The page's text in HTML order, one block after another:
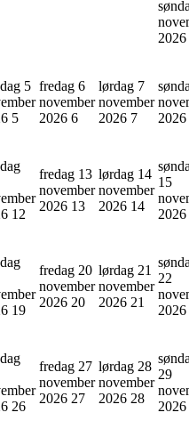
2026
5
5
fredag 6
november
2026 6
lørdag 7
november
2026 7
2026
12
fredag 13
november
2026 13
lørdag 14
november
2026 14
15
2026
19
fredag 20
november
2026 20
lørdag 21
november
2026 21
22
2026
26
fredag 27
november
2026 27
lørdag 28
november
2026 28
29
2026